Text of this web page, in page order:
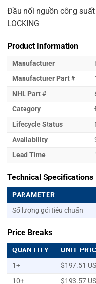
Đầu nối nguồn công suất
LOCKING
Product Information
Manufacturer
Manufacturer Part #
NHL Part #
Category
Lifecycle Status
Availability
Lead Time
Technical Specifications
PARAMETER
Số lượng gói tiêu chuẩn
Price Breaks
QUANTITY UNIT
1+
$197.51
10+
$193.57